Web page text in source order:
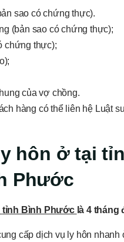
sao có chứng thực).
(bản sao có chứng thực);
chứng thực);
của vợ chồng.
hàng có thể liên hệ Luật
hôn ở tại
Phước
tỉnh Bình Phước là 4 tháng
cấp dịch vụ ly hôn